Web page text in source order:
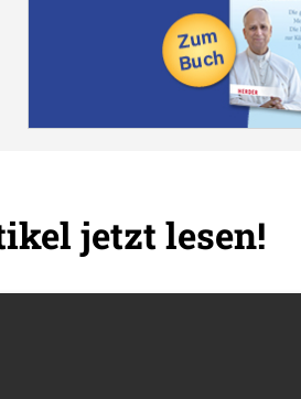
jetzt lesen!